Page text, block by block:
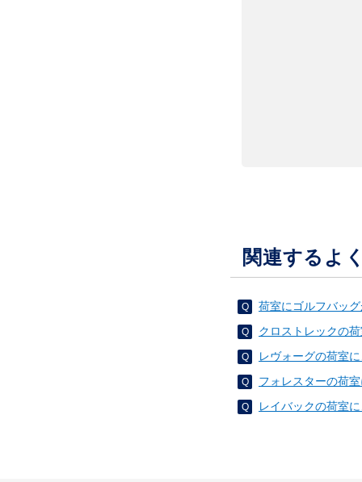
関連するよ
荷室にゴルフバッ
クロストレックの
レヴォーグの荷室
フォレスターの荷
レイバックの荷室